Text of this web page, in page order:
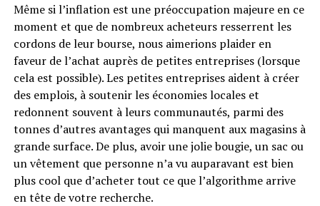
Même si l’inflation est une préoccupation majeure en ce
moment et que de nombreux acheteurs resserrent les
cordons de leur bourse, nous aimerions plaider en
faveur de l’achat auprès de petites entreprises (lorsque
cela est possible). Les petites entreprises aident à créer
des emplois, à soutenir les économies locales et
redonnent souvent à leurs communautés, parmi des
tonnes d’autres avantages qui manquent aux magasins à
grande surface. De plus, avoir une jolie bougie, un sac ou
un vêtement que personne n’a vu auparavant est bien
plus cool que d’acheter tout ce que l’algorithme arrive
en tête de votre recherche.